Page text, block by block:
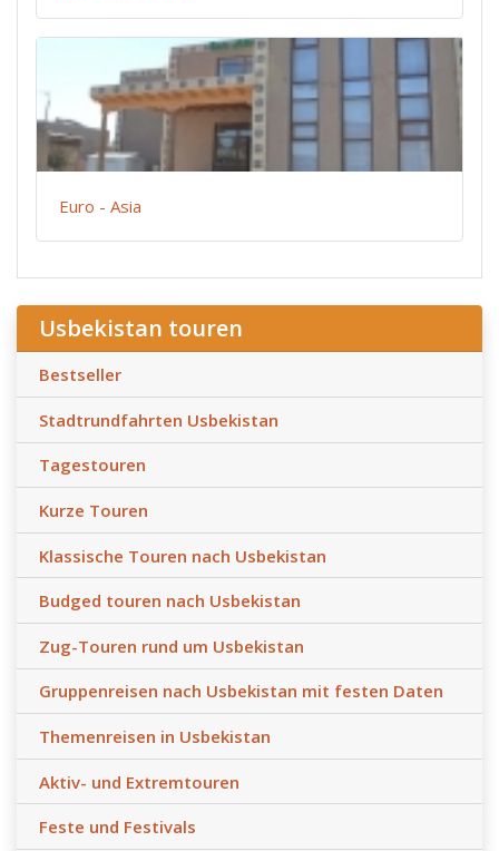
Euro - Asia
Usbekistan touren
Bestseller
Stadtrundfahrten Usbekistan
Tagestouren
Kurze Touren
Klassische Touren nach Usbekistan
Budged touren nach Usbekistan
Zug-Touren rund um Usbekistan
Gruppenreisen nach Usbekistan mit festen Daten
Themenreisen in Usbekistan
Aktiv- und Extremtouren
Feste und Festivals